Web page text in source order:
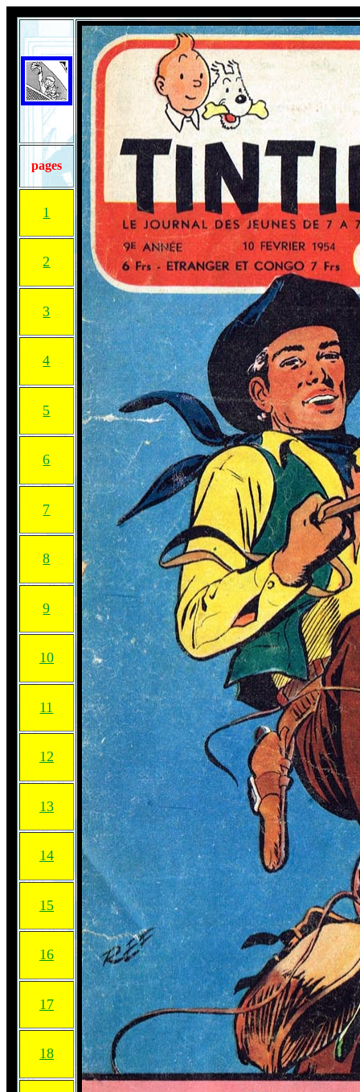
pages
1
2
3
4
5
6
7
8
9
10
11
12
13
14
15
16
17
18